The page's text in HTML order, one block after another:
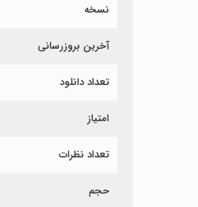
نسخه
آخرین بروزرسانی
تعداد دانلود
امتیاز
تعداد نظرات
حجم